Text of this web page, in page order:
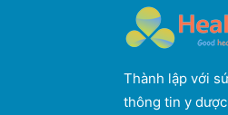
Thành lập với
thông tin y